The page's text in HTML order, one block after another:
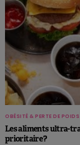
OBÉSITÉ & PERTE DE POIDS
Les aliments ultra-
prioritaire ?